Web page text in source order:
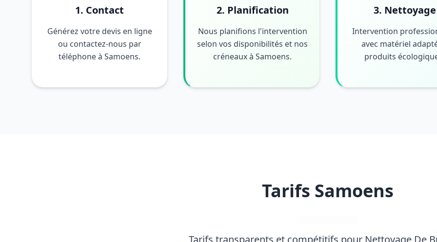
1. Contact
Générez votre devis en ligne
ou contactez-nous par
téléphone à Samoens.
2. Planification
Nous planifions l'intervention
selon vos disponibilités et nos
créneaux à Samoens.
3. Nettoyage
Intervention
avec matériel
produits
Tarifs Samoens
Tarifs transparents et compétitifs pour Nettoyage De